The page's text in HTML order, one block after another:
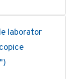
laborator